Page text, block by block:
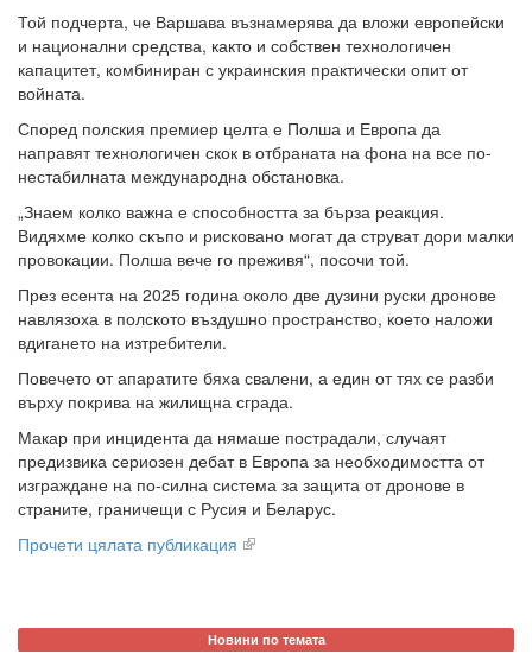
Той подчерта, че Варшава възнамерява да вложи европейски
и национални средства, както и собствен технологичен
капацитет, комбиниран с украинския практически опит от
войната.
Според полския премиер целта е Полша и Европа да
направят технологичен скок в отбраната на фона на все по-
нестабилната международна обстановка.
„Знаем колко важна е способността за бърза реакция.
Видяхме колко скъпо и рисковано могат да струват дори малки
провокации. Полша вече го преживя“, посочи той.
През есента на 2025 година около две дузини руски дронове
навлязоха в полското въздушно пространство, което наложи
вдигането на изтребители.
Повечето от апаратите бяха свалени, а един от тях се разби
върху покрива на жилищна сграда.
Макар при инцидента да нямаше пострадали, случаят
предизвика сериозен дебат в Европа за необходимостта от
изграждане на по-силна система за защита от дронове в
страните, граничещи с Русия и Беларус.
Прочети цялата публикация
Новини по темата